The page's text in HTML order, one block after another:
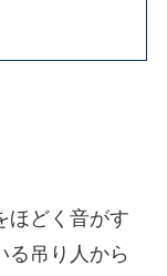
ほどく音がす
る吊り人から